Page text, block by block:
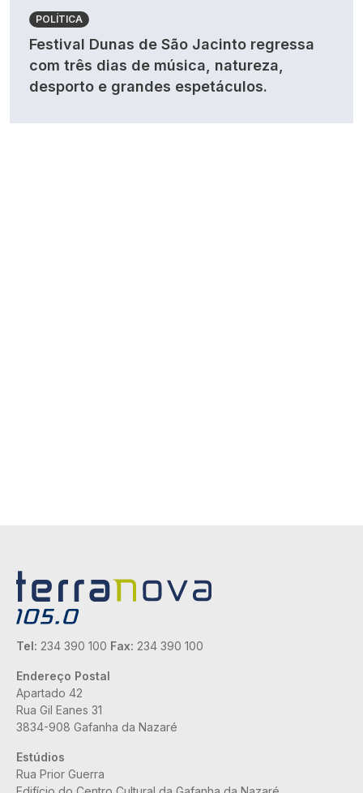
POLÍTICA
Festival Dunas de São Jacinto regressa
com três dias de música, natureza,
desporto e grandes espetáculos.
Tel: 234 390 100 Fax: 234 390 100
Endereço Postal
Apartado 42
Rua Gil Eanes 31
3834-908 Gafanha da Nazaré
Estúdios
Rua Prior Guerra